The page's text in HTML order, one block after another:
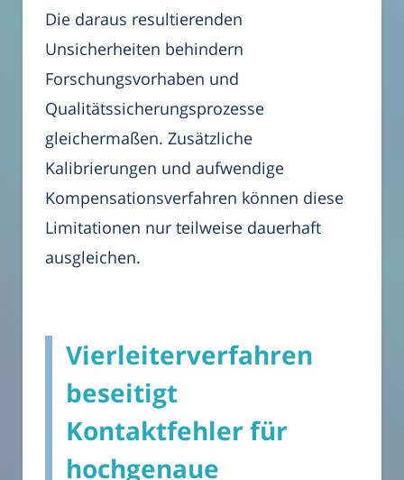
Die daraus resultierenden
Unsicherheiten behindern
Forschungsvorhaben und
Qualitätssicherungsprozesse
gleichermaßen. Zusätzliche
Kalibrierungen und aufwendige
Kompensationsverfahren können diese
Limitationen nur teilweise dauerhaft
ausgleichen.
Vierleiterverfahren
beseitigt
Kontaktfehler für
hochgenaue